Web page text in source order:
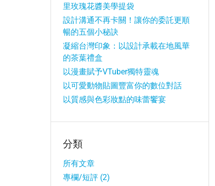
里玫瑰花醬美學提袋
設計溝通不再卡關！讓你的委託更順
暢的五個小秘訣
凝縮台灣印象：以設計承載在地風華
的茶葉禮盒
以漫畫賦予VTuber獨特靈魂
以可愛動物貼圖豐富你的數位對話
以質感與色彩妝點的味蕾饗宴
分類
所有文章
專欄/短評 (2)